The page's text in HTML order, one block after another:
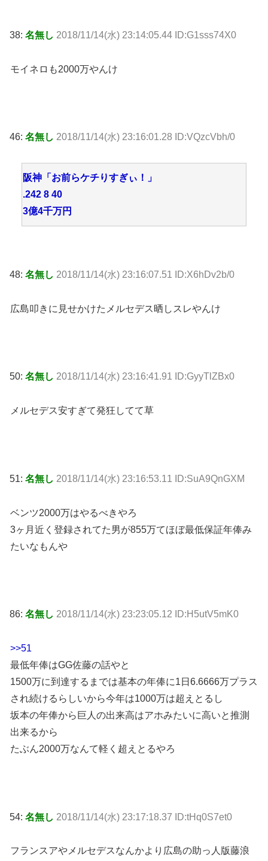
38: 名無し 2018/11/14(水) 23:14:05.44 ID:G1sss74X0
モイネロも2000万やんけ
46: 名無し 2018/11/14(水) 23:16:01.28 ID:VQzcVbh/0
阪神「お前らケチりすぎぃ！」
.242 8 40
3億4千万円
48: 名無し 2018/11/14(水) 23:16:07.51 ID:X6hDv2b/0
広島叩きに見せかけたメルセデス晒しスレやんけ
50: 名無し 2018/11/14(水) 23:16:41.91 ID:GyyTlZBx0
メルセデス安すぎて発狂してて草
51: 名無し 2018/11/14(水) 23:16:53.11 ID:SuA9QnGXM
ベンツ2000万はやるべきやろ
3ヶ月近く登録されてた男が855万てほぼ最低保証年俸み
たいなもんや
86: 名無し 2018/11/14(水) 23:23:05.12 ID:H5utV5mK0
>>51
最低年俸はGG佐藤の話やと
1500万に到達するまでは基本の年俸に1日6.6666万プラス
され続けるらしいから今年は1000万は超えとるし
坂本の年俸から巨人の出来高はアホみたいに高いと推測
出来るから
たぶん2000万なんて軽く超えとるやろ
54: 名無し 2018/11/14(水) 23:17:18.37 ID:tHq0S7et0
フランスアやメルセデスなんかより広島の助っ人版藤浪